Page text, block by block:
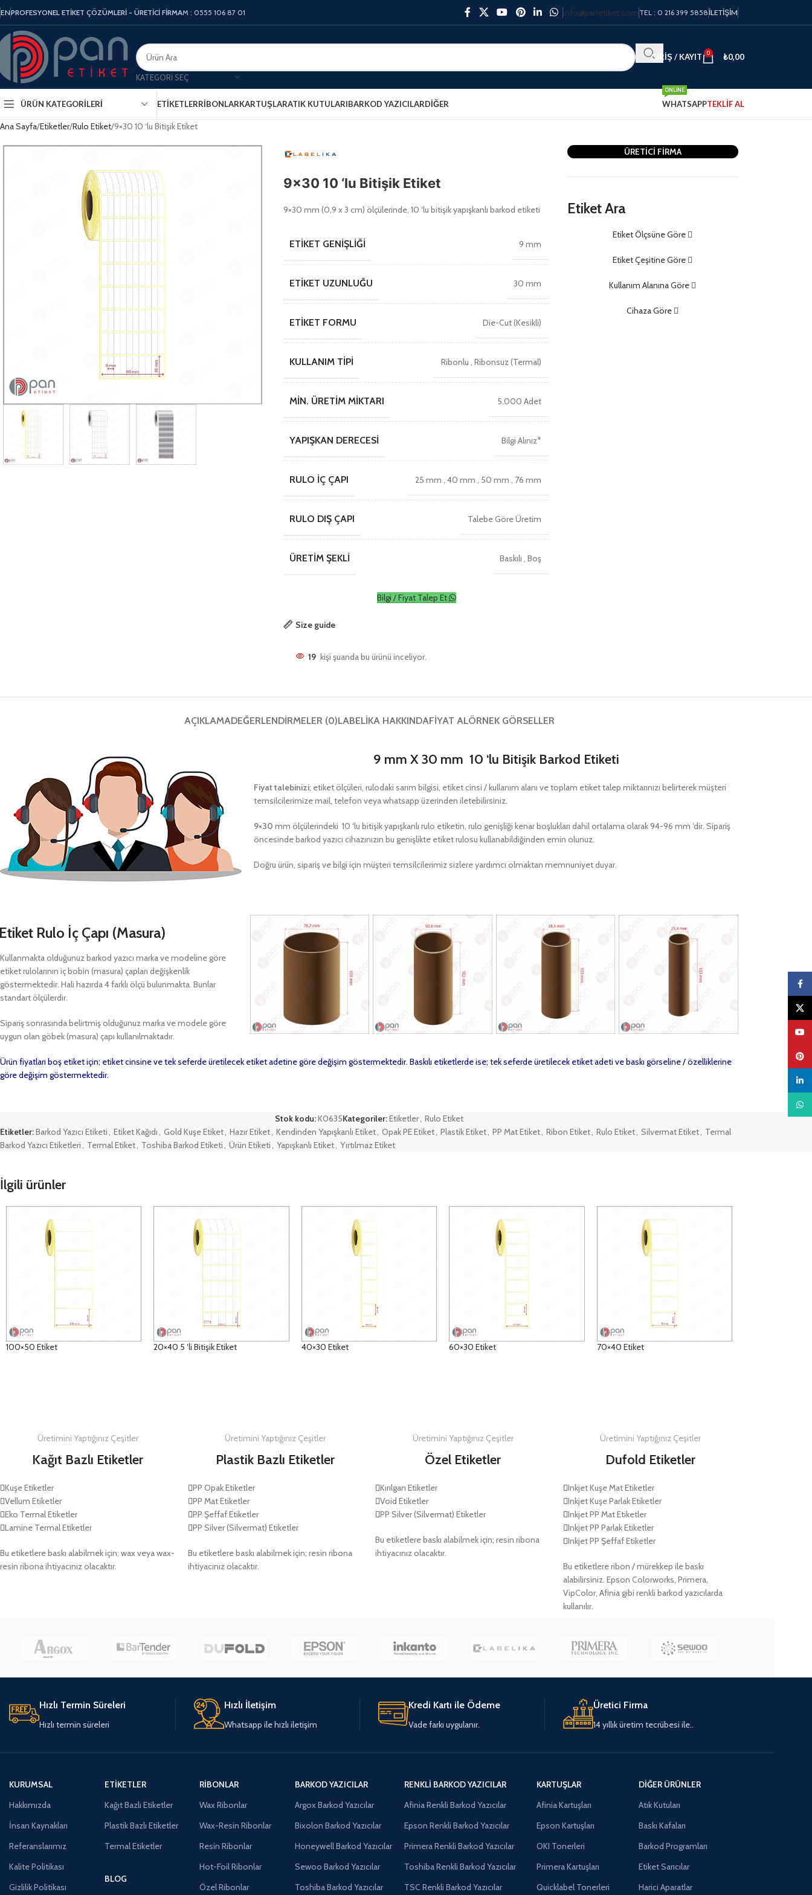
ENPROFESYONEL ETİKET ÇÖZÜMLERİ - ÜRETİCİ FİRMAM : 0555 106 87 01 info@panetiket.com TEL : 0 216 399 5858 İLETIŞIM
KATEGORI SEÇ
GIRIŞ / KAYIT 0 ₺0,00
ÜRÜN KATEGORILERI ETIKETLERRIBONLARKARTUŞLARATIK KUTULARIBARKOD YAZICILARDIĞER WHATSAPP
ONLINE
TEKLİF AL
Ana Sayfa Etiketler Rulo Etiket 9×30 10 ‘lu Bitişik Etiket
9×30 10 ‘lu Bitişik Etiket
9×30 mm (0,9 x 3 cm) ölçülerinde, 10 ‘lu bitişik yapışkanlı barkod etiketi
ETIKET GENIŞLIĞI 9 mm
ETIKET UZUNLUĞU 30 mm
ETIKET FORMU Die-Cut (Kesikli)
KULLANIM TIPI Ribonlu ,Ribonsuz (Termal)
MIN. ÜRETIM MIKTARI 5.000 Adet
YAPIŞKAN DERECESI Bilgi Alınız*
RULO İÇ ÇAPI 25 mm ,40 mm , 50 mm , 76 mm
RULO DIŞ ÇAPI Talebe Göre Üretim
ÜRETIM ŞEKLI Baskılı ,Boş
Bilgi / Fiyat Talep Et
Size guide
19 kişi şuanda bu ürünü inceliyor.
ÜRETİCİ FİRMA
Etiket Ara
Etiket Ölçsüne Göre
Etiket Çeşitine Göre
Kullanım Alanına Göre
Cihaza Göre
AÇIKLAMADEĞERLENDIRMELER (0)LABELIKA HAKKINDAFIYAT ALÖRNEK GÖRSELLER
9 mm X 30 mm 10 ‘lu Bitişik Barkod Etiketi
Fiyat talebinizi; etiket ölçüleri, rulodaki sarım bilgisi, etiket cinsi / kullanım alanı ve toplam etiket talep miktarınızı belirterek müşteri
temsilcilerimize mail, telefon veya whatsapp üzerinden iletebilirsiniz.
9×30 mm ölçülerindeki 10 ‘lu bitişik yapışkanlı rulo etiketin, rulo genişliği kenar boşlukları dahil ortalama olarak 94-96 mm ‘dir. Sipariş
öncesinde barkod yazıcı cihazınızın bu genişlikte etiket rulosu kullanabildiğinden emin olunuz.
Doğru ürün, sipariş ve bilgi için müşteri temsilcilerimiz sizlere yardımcı olmaktan memnuniyet duyar.
Rulo İç Çapı (Masura)
Kullanmakta olduğunuz barkod yazıcı marka ve modeline göre
etiket rulolarının iç bobin (masura) çapları değişkenlik
göstermektedir. Hali hazırda 4 farklı ölçü bulunmakta. Bunlar
standart ölçülerdir.
Sipariş sonrasında belirtmiş olduğunuz marka ve modele göre
uygun olan göbek (masura) çapı kullanılmaktadır.
Ürün fiyatları boş etiket için; etiket cinsine ve tek seferde üretilecek etiket adetine göre değişim göstermektedir. Baskılı etiketlerde ise; tek seferde üretilecek etiket adeti ve baskı görseline / özelliklerine
göre değişim göstermektedir.
Stok kodu:K0635Kategoriler:Etiketler, Rulo Etiket
Etiketler:Barkod Yazıcı Etiketi, Etiket Kağıdı, Gold Kuşe Etiket, Hazır Etiket, Kendinden Yapışkanlı Etiket, Opak PE Etiket, Plastik Etiket, PP Mat Etiket, Ribon Etiket, Rulo Etiket, Silvermat Etiket, Termal
Barkod Yazıcı Etiketleri, Termal Etiket, Toshiba Barkod Etiketi, Ürün Etiketi, Yapışkanlı Etiket, Yırtılmaz Etiket
İlgili ürünler
100×50 Etiket 20×40 5 ‘li Bitişik Etiket 40×30 Etiket 60×30 Etiket 70×40 Etiket
Üretimini Yaptığınız Çeşitler
Kağıt Bazlı Etiketler
Kuşe Etiketler
Vellum Etiketler
Eko Termal Etiketler
Lamine Termal Etiketler
Bu etiketlere baskı alabilmek için; wax veya wax-
resin ribona ihtiyacınız olacaktır.
Üretimini Yaptığınız Çeşitler
Plastik Bazlı Etiketler
PP Opak Etiketler
PP Mat Etiketler
PP Şeffaf Etiketler
PP Silver (Silvermat) Etiketler
Bu etiketlere baskı alabilmek için; resin ribona
ihtiyacınız olacaktır.
Üretimini Yaptığınız Çeşitler
Özel Etiketler
Kırılgan Etiketler
Void Etiketler
PP Silver (Silvermat) Etiketler
Bu etiketlere baskı alabilmek için; resin ribona
ihtiyacınız olacaktır.
Üretimini Yaptığınız Çeşitler
Dufold Etiketler
Inkjet Kuşe Mat Etiketler
Inkjet Kuşe Parlak Etiketler
Inkjet PP Mat Etiketler
Inkjet PP Parlak Etiketler
Inkjet PP Şeffaf Etiketler
Bu etiketlere ribon / mürekkep ile baskı
alabilirsiniz. Epson Colorworks, Primera,
VipColor, Afinia gibi renkli barkod yazıcılarda
kullanılır.
Hızlı Termin Süreleri
Hızlı termin süreleri
Hızlı İletişim
Whatsapp ile hızlı iletişim
Kredi Kartı ile Ödeme
Vade farkı uygulanır.
Üretici Firma
14 yıllık üretim tecrübesi ile..
KURUMSAL
Hakkımızda
İnsan Kaynakları
Referanslarımız
Kalite Politikası
Gizlilik Politikası
ETIKETLER
Kağıt Bazlı Etiketler
Plastik Bazlı Etiketler
Termal Etiketler
BLOG
RIBONLAR
Wax Ribonlar
Wax-Resin Ribonlar
Resin Ribonlar
Hot-Foil Ribonlar
Özel Ribonlar
BARKOD YAZICILAR
Argox Barkod Yazıcılar
Bixolon Barkod Yazıcılar
Honeywell Barkod Yazıcılar
Sewoo Barkod Yazıcılar
Toshiba Barkod Yazıcılar
RENKLI BARKOD YAZICILAR
Afinia Renkli Barkod Yazıcılar
Epson Renkli Barkod Yazıcılar
Primera Renkli Barkod Yazıcılar
Toshiba Renkli Barkod Yazıcılar
TSC Renkli Barkod Yazıcılar
KARTUŞLAR
Afinia Kartuşları
Epson Kartuşları
OKI Tonerleri
Primera Kartuşları
Quicklabel Tonerleri
DIĞER ÜRÜNLER
Atık Kutuları
Baskı Kafaları
Barkod Programları
Etiket Sarıcılar
Harici Aparatlar